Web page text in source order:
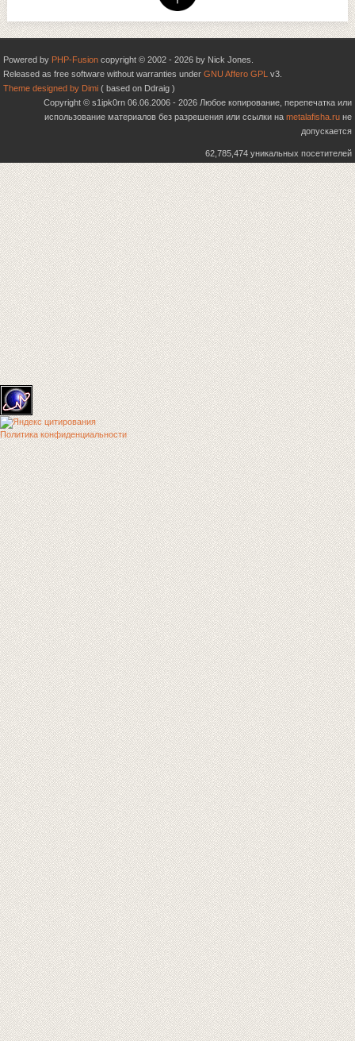
Powered by PHP-Fusion copyright © 2002 - 2026 by Nick Jones.
Released as free software without warranties under GNU Affero GPL v3.
Theme designed by Dimi ( based on Ddraig )
Copyright © s1ipk0rn 06.06.2006 - 2026 Любое копирование, перепечатка или
использование материалов без разрешения или ссылки на metalafisha.ru не
допускается
62,785,474 уникальных посетителей
Политика конфиденциальности